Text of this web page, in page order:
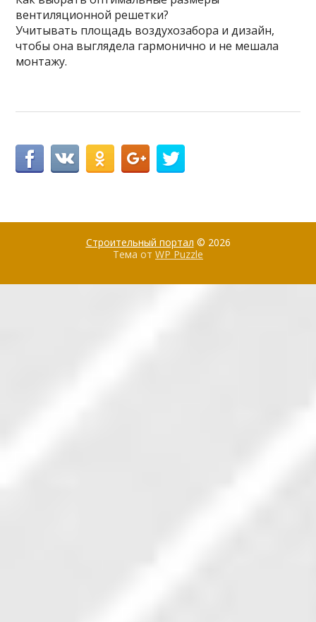
вентиляционной решетки?
Учитывать площадь воздухозабора и дизайн,
чтобы она выглядела гармонично и не мешала
монтажу.
Строительный портал © 2026
Тема от WP Puzzle